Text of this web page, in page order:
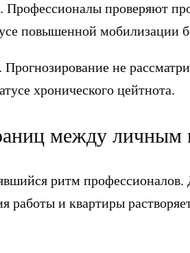
Профессионалы проверяют
повышенной мобилизации
не
хронического цейтнота.
между
ритм
работы и квартиры